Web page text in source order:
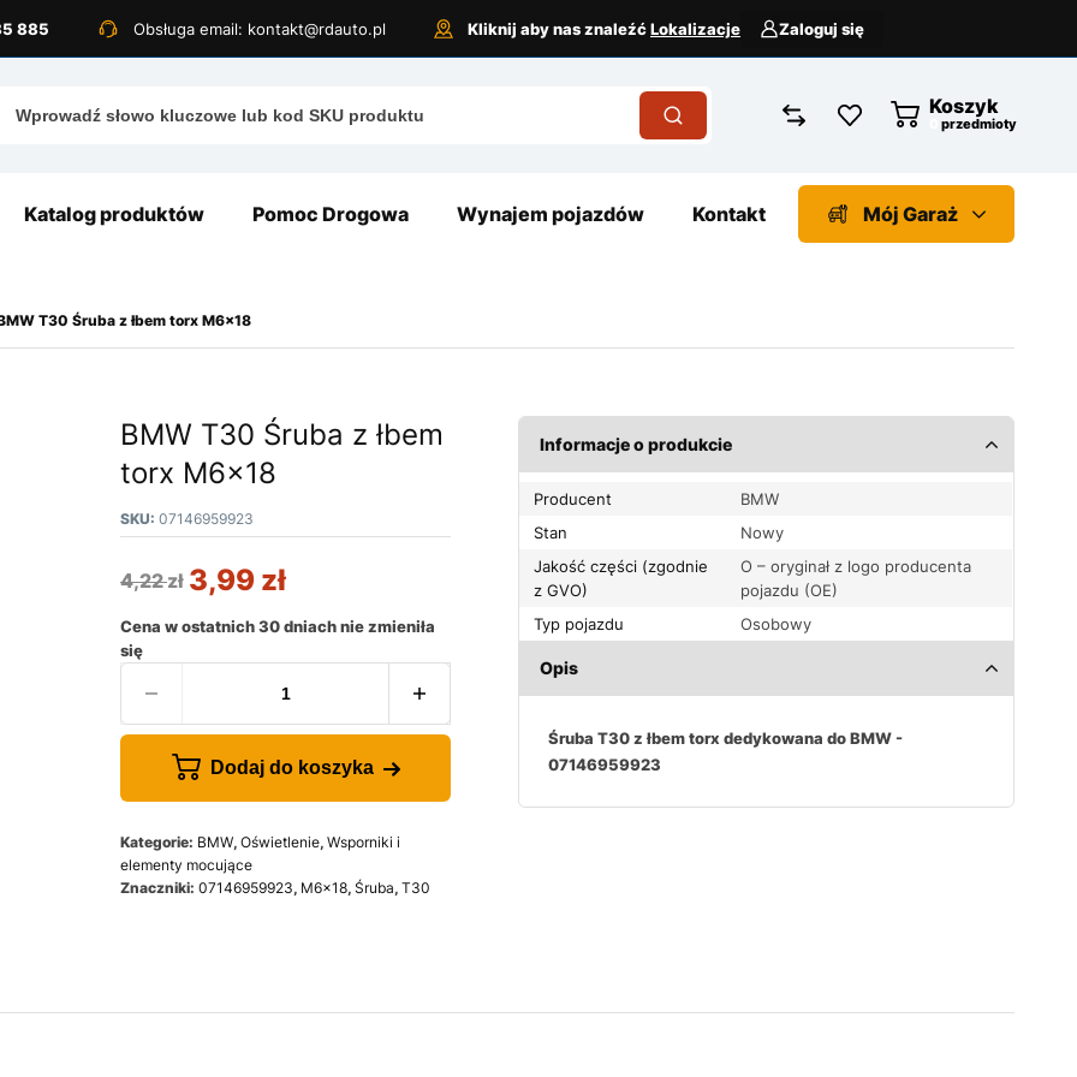
885 Obsługa email: kontakt@rdauto.pl Kliknij aby nas znaleźćLokalizacje Zaloguj się
Koszyk
przedmioty
Katalog produktów Pomoc Drogowa Wynajem pojazdów Kontakt Mój Garaż
T30 Śruba z łbem torx M6x18
BMW T30 Śruba z łbem
torx M6x18
SKU: 07146959923
4,22zł 3,99 zł
Cena w ostatnich 30 dniach nie zmieniła
się
Dodaj do koszyka
Kategorie: BMW, Oświetlenie, Wsporniki i
elementy mocujące
Znaczniki: 07146959923, M6x18, Śruba, T30
Informacje o produkcie
Producent
BMW
Stan
Nowy
Jakość części (zgodnie
z GVO)
O – oryginał z logo producenta
pojazdu (OE)
Typ pojazdu
Osobowy
Opis
Śruba T30 z łbem torx dedykowana do BMW -
07146959923